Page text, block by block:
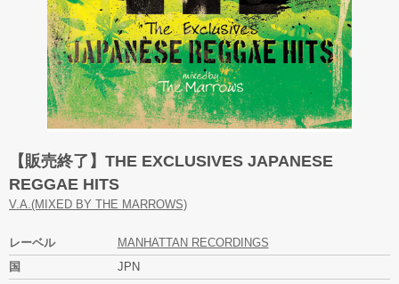
【販売終了】THE EXCLUSIVES JAPANESE
REGGAE HITS
V.A.(MIXED BY THE MARROWS)
レーベル
MANHATTAN RECORDINGS
国
JPN